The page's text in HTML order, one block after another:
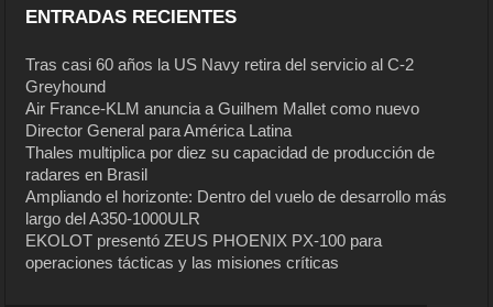
ENTRADAS RECIENTES
Tras casi 60 años la US Navy retira del servicio al C-2
Greyhound
Air France-KLM anuncia a Guilhem Mallet como nuevo
Director General para América Latina
Thales multiplica por diez su capacidad de producción de
radares en Brasil
Ampliando el horizonte: Dentro del vuelo de desarrollo más
largo del A350-1000ULR
EKOLOT presentó ZEUS PHOENIX PX-100 para
operaciones tácticas y las misiones críticas